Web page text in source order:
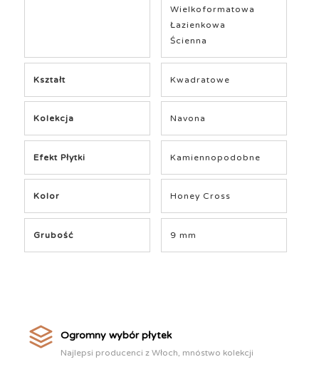
Wielkoformatowa
Łazienkowa
Ścienna
Kształt Kwadratowe
Kolekcja Navona
Efekt Płytki Kamiennopodobne
Kolor Honey Cross
Grubość 9 mm
Ogromny wybór płytek
Najlepsi producenci z Włoch, mnóstwo kolekcji